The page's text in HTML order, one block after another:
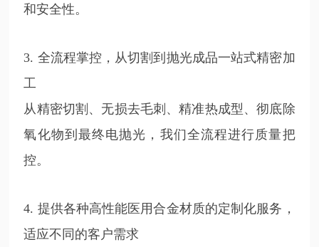
和安全性。
3. 全流程掌控，从切割到抛光成品一站式精密加
工
从精密切割、无损去毛刺、精准热成型、彻底除
氧化物到最终电抛光，我们全流程进行质量把
控。
4. 提供各种高性能医用合金材质的定制化服务，
适应不同的客户需求